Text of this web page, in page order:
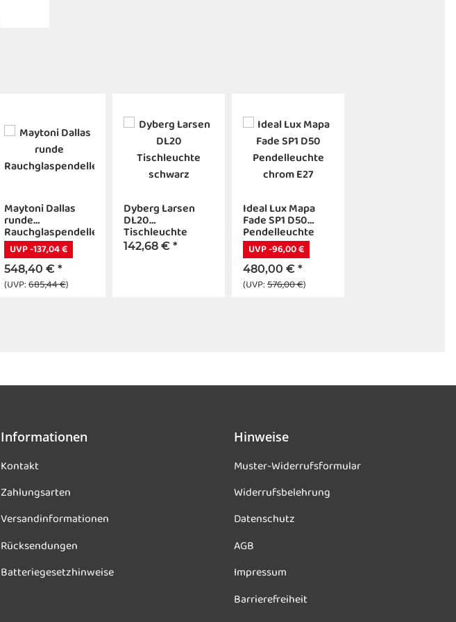
Maytoni Dallas
runde
Rauchglaspendelleuchte
UVP -137,04 €
548,40 € *
(UVP:685,44 €)
Dyberg Larsen
DL20
Tischleuchte
schwarz
142,68 € *
Ideal Lux Mapa
Fade SP1 D50
Pendelleuchte
chrom E27
UVP -96,00 €
480,00 € *
(UVP:576,00 €)
Informationen
Kontakt
Zahlungsarten
Versandinformationen
Rücksendungen
Batteriegesetzhinweise
Hinweise
Muster-Widerrufsformular
Widerrufsbelehrung
Datenschutz
AGB
Impressum
Barrierefreiheit